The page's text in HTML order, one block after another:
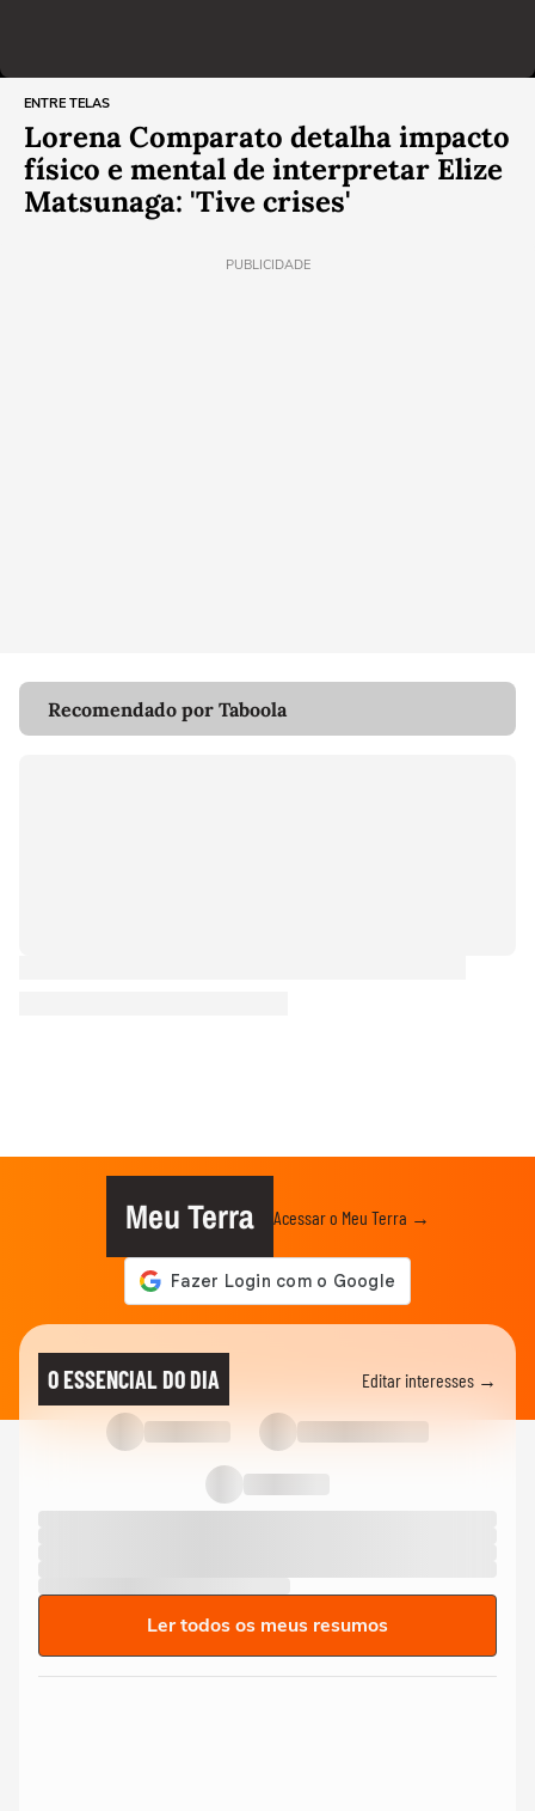
ENTRE TELAS
Lorena Comparato detalha impacto
físico e mental de interpretar Elize
Matsunaga: 'Tive crises'
PUBLICIDADE
Recomendado por Taboola
Meu Terra Acessar o Meu Terra →
O ESSENCIAL DO DIA Editar interesses →
Ler todos os meus resumos